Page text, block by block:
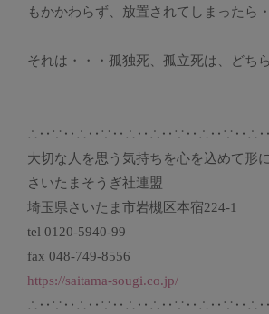
もかかわらず、放置されてしまったら
それは・・・孤独死、孤立死は、どち
大切な人を思う気持ちを心を込めて形
さいたまそうぎ社連盟
埼玉県さいたま市岩槻区本宿224-1
tel 0120-5940-99
fax 048-749-8556
https://saitama-sougi.co.jp/